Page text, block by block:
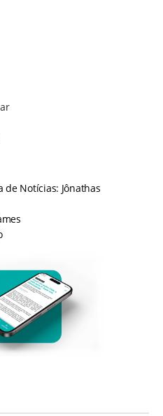
de Notícias: Jônathas